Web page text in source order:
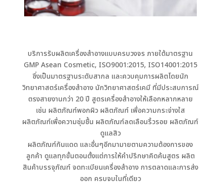
บริการรับผลิตเครื่องสำอางแบบครบวงจร ภายใต้มาตรฐาน
GMP Asean Cosmetic, ISO9001:2015, ISO14001:2015
ซึ่งเป็นมาตรฐานระดับสากล และควบคุมการผลิตโดยนัก
วิทยาศาสตร์เครื่องสำอาง นักวิทยาศาสตร์เคมี ที่มีประสบการณ์
ตรงสายงานกว่า 20 ปี สูตรเครื่องสำอางให้เลือกหลากหลาย
เช่น ผลิตภัณฑ์พอกผิว ผลิตภัณฑ์ เพื่อความกระจ่างใส
ผลิตภัณฑ์เพื่อความชุ่มชื้น ผลิตภัณฑ์ลดเลือนริ้วรอย ผลิตภัณฑ์
ดูแลสิว
ผลิตภัณฑ์กันแดด และอื่นๆอีกมามายตามความต้องการของ
ลูกค้า ดูแลทุกขั้นตอนตั้งแต่การให้คำปรึกษาคิดค้นสูตร ผลิต
สินค้าบรรจุภัณฑ์ จดทะเบียนเครื่องสำอาง การตลาดและการส่ง
ออก ครบจบในที่เดียว